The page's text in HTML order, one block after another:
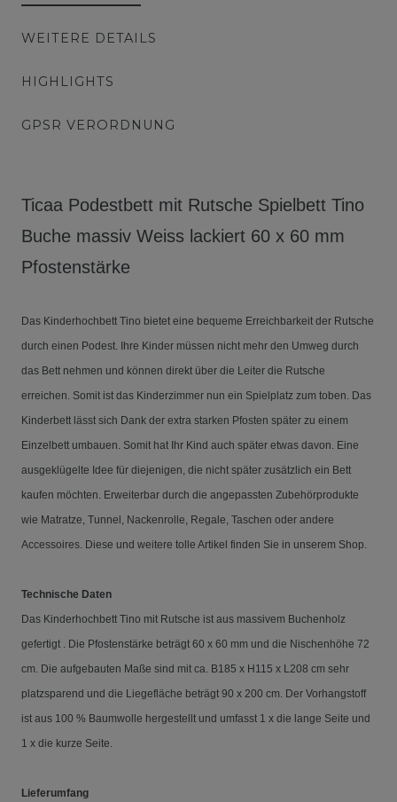
WEITERE DETAILS
HIGHLIGHTS
GPSR VERORDNUNG
Ticaa Podestbett mit Rutsche Spielbett Tino
Buche massiv Weiss lackiert 60 x 60 mm
Pfostenstärke
Das Kinderhochbett Tino bietet eine bequeme Erreichbarkeit der Rutsche
durch einen Podest. Ihre Kinder müssen nicht mehr den Umweg durch
das Bett nehmen und können direkt über die Leiter die Rutsche
erreichen. Somit ist das Kinderzimmer nun ein Spielplatz zum toben. Das
Kinderbett lässt sich Dank der extra starken Pfosten später zu einem
Einzelbett umbauen. Somit hat Ihr Kind auch später etwas davon. Eine
ausgeklügelte Idee für diejenigen, die nicht später zusätzlich ein Bett
kaufen möchten. Erweiterbar durch die angepassten Zubehörprodukte
wie Matratze, Tunnel, Nackenrolle, Regale, Taschen oder andere
Accessoires. Diese und weitere tolle Artikel finden Sie in unserem Shop.
Technische Daten
Das Kinderhochbett Tino mit Rutsche ist aus massivem Buchenholz
gefertigt . Die Pfostenstärke beträgt 60 x 60 mm und die Nischenhöhe 72
cm. Die aufgebauten Maße sind mit ca. B185 x H115 x L208 cm sehr
platzsparend und die Liegefläche beträgt 90 x 200 cm. Der Vorhangstoff
ist aus 100 % Baumwolle hergestellt und umfasst 1 x die lange Seite und
1 x die kurze Seite.
Lieferumfang